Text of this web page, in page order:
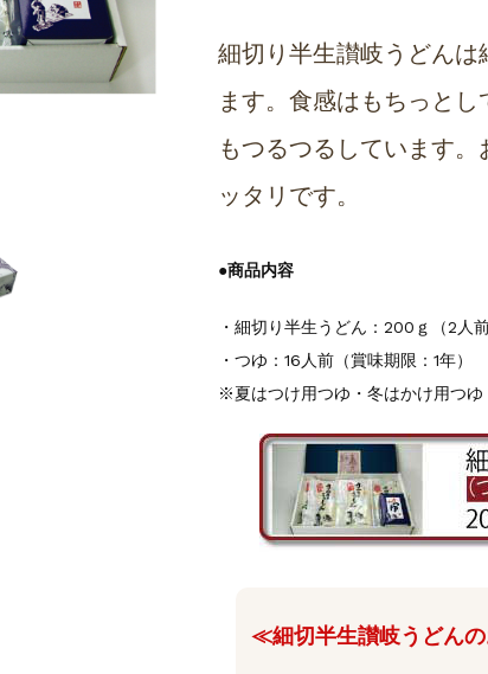
細切り半生讃岐うどんは
ます。食感はもちっと
もつるつるしています
ッタリです。
●商品内容
・細切り半生うどん：200ｇ（2人
・つゆ：16人前（賞味期限：1年）
※夏はつけ用つゆ・冬はかけ用つゆ
≪細切半生讃岐うどん